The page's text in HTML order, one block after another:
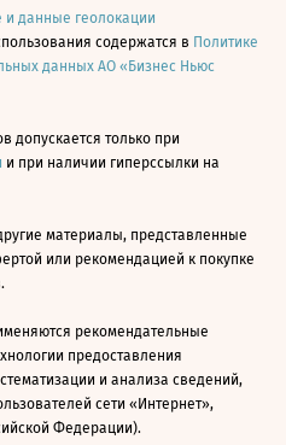
и данные геолокации
содержатся в Политике
данных АО «Бизнес Ньюс
допускается только при
и при наличии гиперссылки на
материалы, представленные
или рекомендацией к покупке
рекомендательные
предоставления
и анализа сведений,
сети «Интернет»,
Федерации).